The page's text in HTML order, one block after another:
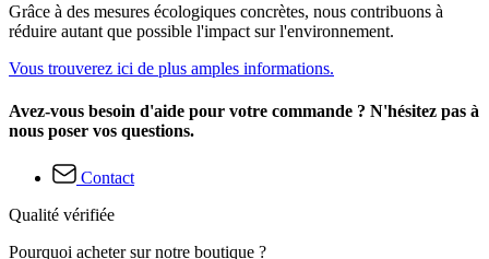
Grâce à des mesures écologiques concrètes, nous contribuons à
réduire autant que possible l'impact sur l'environnement.
Vous trouverez ici de plus amples informations.
Avez-vous besoin d'aide pour votre commande ? N'hésitez pas à
nous poser vos questions.
Contact
Qualité vérifiée
Pourquoi acheter sur notre boutique ?